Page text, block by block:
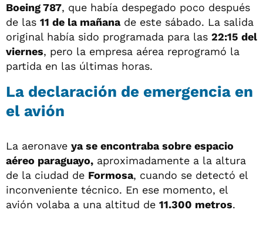
Boeing 787, que había despegado poco después
de las 11 de la mañanade este sábado. La salida
original había sido programada para las 22:15 del
viernes, pero la empresa aérea reprogramó la
partida en las últimas horas.
La declaración de emergencia en
el avión
La aeronave ya se encontraba sobre espacio
aéreo paraguayo, aproximadamente a la altura
de la ciudad de Formosa, cuando se detectó el
inconveniente técnico. En ese momento, el
avión volaba a una altitud de 11.300 metros.